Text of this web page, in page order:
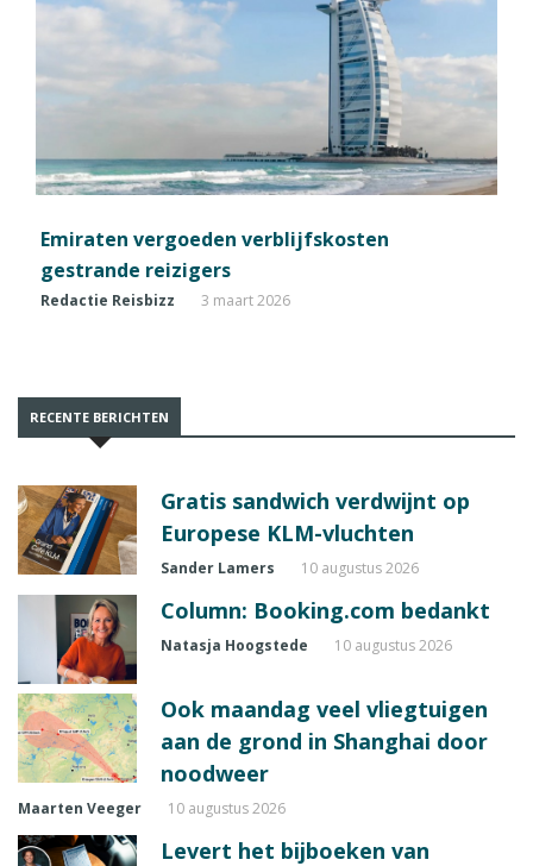
Emiraten vergoeden verblijfskosten
gestrande reizigers
Redactie Reisbizz 3 maart 2026
RECENTE BERICHTEN
Gratis sandwich verdwijnt op
Europese KLM-vluchten
Sander Lamers 10 augustus 2026
Column: Booking.com bedankt
Natasja Hoogstede 10 augustus 2026
Ook maandag veel vliegtuigen
aan de grond in Shanghai door
noodweer
Maarten Veeger 10 augustus 2026
Levert het bijboeken van